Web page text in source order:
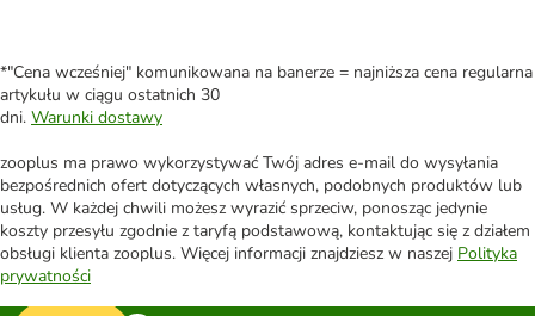
*"Cena wcześniej" komunikowana na banerze = najniższa cena regularna
artykułu w ciągu ostatnich 30
dni. Warunki dostawy
zooplus ma prawo wykorzystywać Twój adres e-mail do wysyłania
bezpośrednich ofert dotyczących własnych, podobnych produktów lub
usług. W każdej chwili możesz wyrazić sprzeciw, ponosząc jedynie
koszty przesyłu zgodnie z taryfą podstawową, kontaktując się z działem
obsługi klienta zooplus. Więcej informacji znajdziesz w naszej Polityka
prywatności